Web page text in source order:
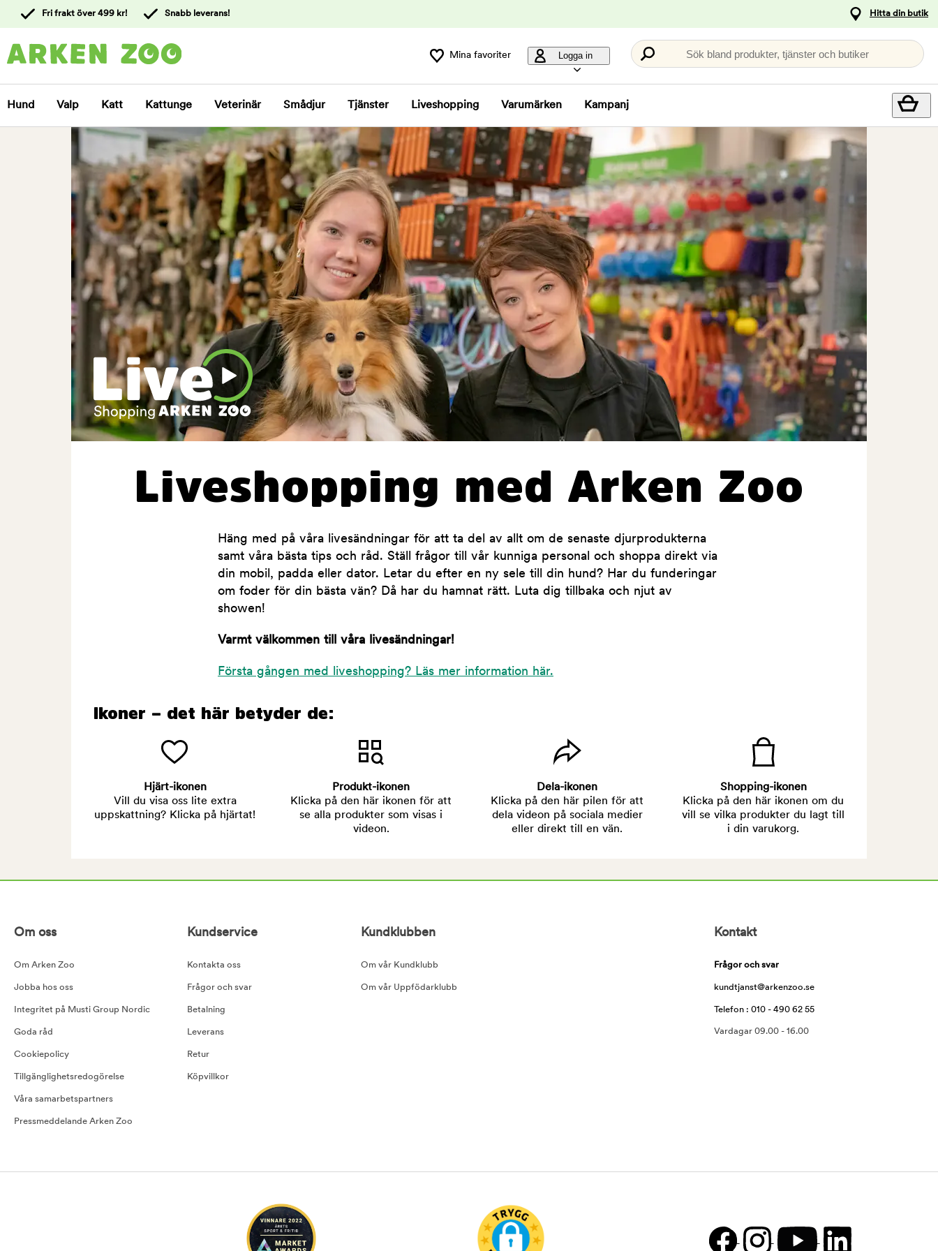
kundtjänst
Fri frakt över 499 kr! Snabb leverans! Hitta din butik
Mina favoriter Logga in Sök bland produkter, tjänster och butiker
Hund Valp Katt Kattunge Veterinär Smådjur Tjänster Liveshopping Varumärken Kampanj
Liveshopping med Arken Zoo
Häng med på våra livesändningar för att ta del av allt om de senaste djurprodukterna
samt våra bästa tips och råd. Ställ frågor till vår kunniga personal och shoppa direkt via
din mobil, padda eller dator. Letar du efter en ny sele till din hund? Har du funderingar
om foder för din bästa vän? Då har du hamnat rätt. Luta dig tillbaka och njut av
showen!
Varmt välkommen till våra livesändningar!
Första gången med liveshopping? Läs mer information här.
Ikoner – det här betyder de:
Hjärt-ikonen
Vill du visa oss lite extra
uppskattning? Klicka på hjärtat!
Produkt-ikonen
Klicka på den här ikonen för att
se alla produkter som visas i
videon.
Dela-ikonen
Klicka på den här pilen för att
dela videon på sociala medier
eller direkt till en vän.
Shopping-ikonen
Klicka på den här ikonen om du
vill se vilka produkter du lagt till
i din varukorg.
Om oss
Om Arken Zoo
Jobba hos oss
Integritet på Musti Group Nordic
Goda råd
Cookiepolicy
Tillgänglighetsredogörelse
Våra samarbetspartners
Pressmeddelande Arken Zoo
Kundservice
Kontakta oss
Frågor och svar
Betalning
Leverans
Retur
Köpvillkor
Kundklubben
Om vår Kundklubb
Om vår Uppfödarklubb
Kontakt
Frågor och svar
kundtjanst@arkenzoo.se
Telefon : 010 - 490 62 55
Vardagar 09.00 - 16.00